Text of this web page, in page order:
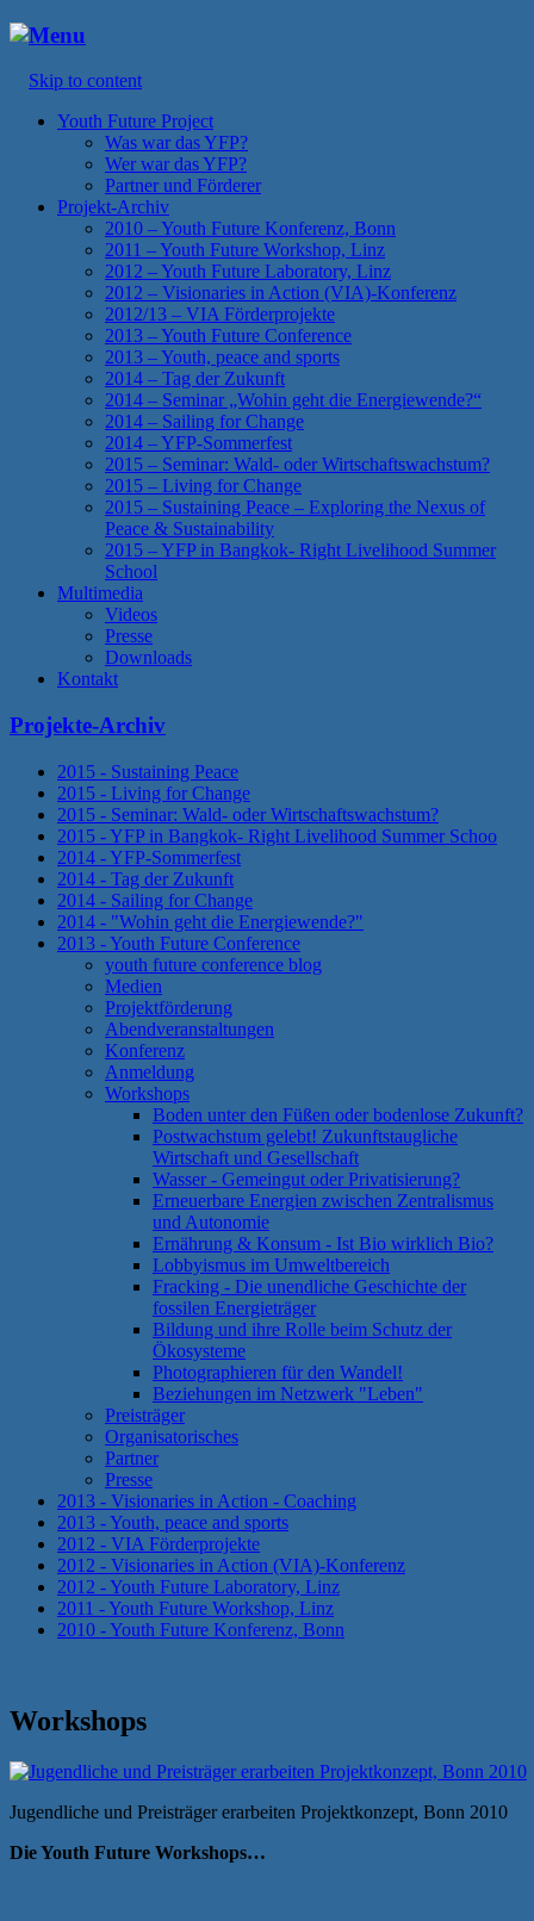
Menu
Skip to content
Youth Future Project
Was war das YFP?
Wer war das YFP?
Partner und Förderer
Projekt-Archiv
2010 – Youth Future Konferenz, Bonn
2011 – Youth Future Workshop, Linz
2012 – Youth Future Laboratory, Linz
2012 – Visionaries in Action (VIA)-Konferenz
2012/13 – VIA Förderprojekte
2013 – Youth Future Conference
2013 – Youth, peace and sports
2014 – Tag der Zukunft
2014 – Seminar „Wohin geht die Energiewende?“
2014 – Sailing for Change
2014 – YFP-Sommerfest
2015 – Seminar: Wald- oder Wirtschaftswachstum?
2015 – Living for Change
2015 – Sustaining Peace – Exploring the Nexus of
Peace & Sustainability
2015 – YFP in Bangkok- Right Livelihood Summer
School
Multimedia
Videos
Presse
Downloads
Kontakt
Projekte-Archiv
2015 - Sustaining Peace
2015 - Living for Change
2015 - Seminar: Wald- oder Wirtschaftswachstum?
2015 - YFP in Bangkok- Right Livelihood Summer Schoo
2014 - YFP-Sommerfest
2014 - Tag der Zukunft
2014 - Sailing for Change
2014 - "Wohin geht die Energiewende?"
2013 - Youth Future Conference
youth future conference blog
Medien
Projektförderung
Abendveranstaltungen
Konferenz
Anmeldung
Workshops
Boden unter den Füßen oder bodenlose Zukunft?
Postwachstum gelebt! Zukunftstaugliche
Wirtschaft und Gesellschaft
Wasser - Gemeingut oder Privatisierung?
Erneuerbare Energien zwischen Zentralismus
und Autonomie
Ernährung & Konsum - Ist Bio wirklich Bio?
Lobbyismus im Umweltbereich
Fracking - Die unendliche Geschichte der
fossilen Energieträger
Bildung und ihre Rolle beim Schutz der
Ökosysteme
Photographieren für den Wandel!
Beziehungen im Netzwerk "Leben"
Preisträger
Organisatorisches
Partner
Presse
2013 - Visionaries in Action - Coaching
2013 - Youth, peace and sports
2012 - VIA Förderprojekte
2012 - Visionaries in Action (VIA)-Konferenz
2012 - Youth Future Laboratory, Linz
2011 - Youth Future Workshop, Linz
2010 - Youth Future Konferenz, Bonn
Workshops
Jugendliche und Preisträger erarbeiten Projektkonzept, Bonn 2010
Die Youth Future Workshops…